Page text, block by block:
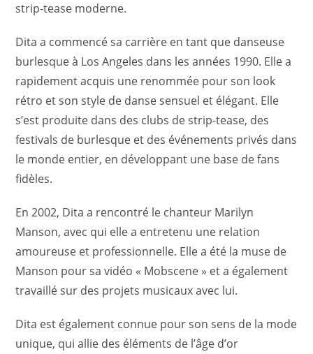
strip-tease moderne.
Dita a commencé sa carrière en tant que danseuse
burlesque à Los Angeles dans les années 1990. Elle a
rapidement acquis une renommée pour son look
rétro et son style de danse sensuel et élégant. Elle
s’est produite dans des clubs de strip-tease, des
festivals de burlesque et des événements privés dans
le monde entier, en développant une base de fans
fidèles.
En 2002, Dita a rencontré le chanteur Marilyn
Manson, avec qui elle a entretenu une relation
amoureuse et professionnelle. Elle a été la muse de
Manson pour sa vidéo « Mobscene » et a également
travaillé sur des projets musicaux avec lui.
Dita est également connue pour son sens de la mode
unique, qui allie des éléments de l’âge d’or